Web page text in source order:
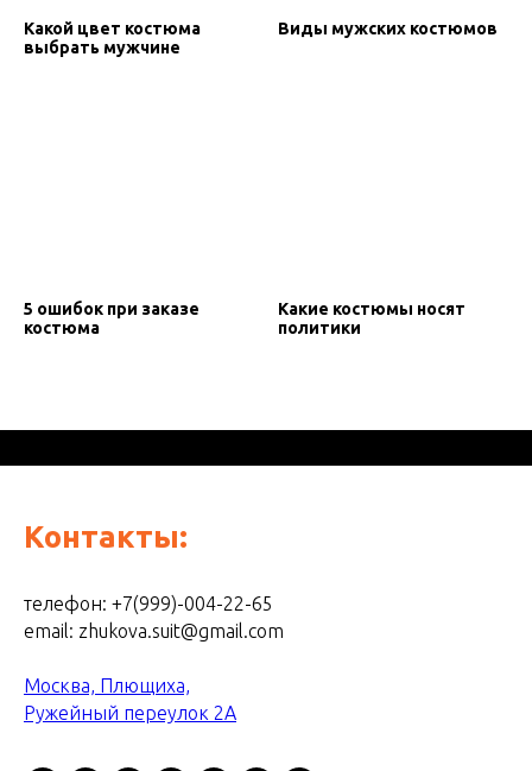
Какой цвет костюма
выбрать мужчине
Виды мужских костюмов
5 ошибок при заказе
костюма
Какие костюмы носят
политики
Контакты:
телефон: +7(999)-004-22-65
email: zhukova.suit@gmail.com
Москва, Плющиха,
Ружейный переулок 2А